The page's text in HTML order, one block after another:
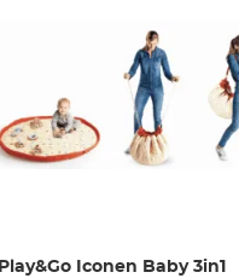
Play&Go Iconen Baby 3in1